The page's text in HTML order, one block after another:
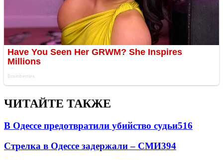
ЧИТАЙТЕ ТАКЖЕ
В Одессе предотвратили убийство судьи516
Стрелка в Одессе задержали – СМИ394